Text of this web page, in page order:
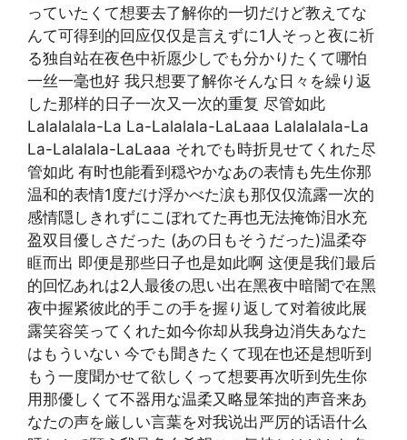
っていたくて想要去了解你的一切だけど教えてな
んて可得到的回应仅仅是言えずに1人そっと夜に祈
る独自站在夜色中祈愿少しでも分かりたくて哪怕
一丝一毫也好 我只想要了解你そんな日々を繰り返
した那样的日子一次又一次的重复 尽管如此
Lalalalala-La La-Lalalala-LaLaaa Lalalalala-La
La-Lalalala-LaLaaa それでも時折見せてくれた尽
管如此 有时也能看到穏やかなあの表情も先生你那
温和的表情1度だけ浮かべた涙も那仅仅流露一次的
感情隠しきれずにこぼれてた再也无法掩饰泪水充
盈双目優しさだった (あの日もそうだった)温柔夺
眶而出 即便是那些日子也是如此啊 这便是我们最后
的回忆あれは2人最後の思い出在黑夜中暗闇で在黑
夜中握紧彼此的手この手を握り返して对着彼此展
露笑容笑ってくれた如今你却从我身边消失あなた
はもういない 今でも聞きたくて现在也还是想听到
もう一度聞かせて欲しくって想要再次听到先生你
用那優しくて不器用な温柔又略显笨拙的声音来あ
なたの声を厳しい言葉を对我说出严厉的话语什么